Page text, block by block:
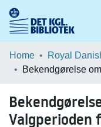
Communities &
Browse LOAR
Statistics
Home Royal